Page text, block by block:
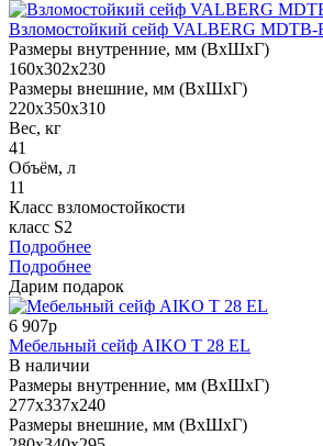
Взломостойкий сейф VALBERG MDTB-
Размеры внутренние, мм (ВхШхГ)
160x302x230
Размеры внешние, мм (ВхШхГ)
220x350x310
Вес, кг
41
Объём, л
11
Класс взломостойкости
класс S2
Подробнее
Подробнее
Дарим подарок
6 907р
Мебельный сейф AIKO Т 28 EL
В наличии
Размеры внутренние, мм (ВхШхГ)
277x337x240
Размеры внешние, мм (ВхШхГ)